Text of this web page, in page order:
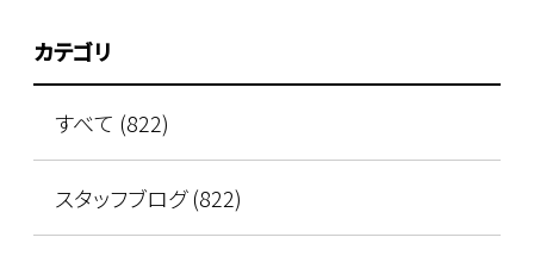
カテゴリ
すべて (822)
スタッフブログ (822)